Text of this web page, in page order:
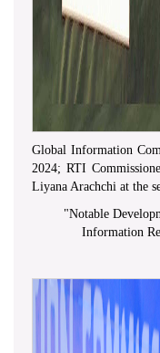
Global Information
2024; RTI
Liyana Arachchi at the
"Notable
Information